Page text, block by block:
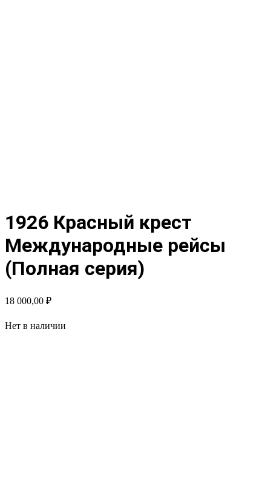
1926 Красный крест
Международные рейсы
(Полная серия)
18 000,00 ₽
Нет в наличии